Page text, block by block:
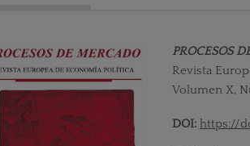
PROCESOS
Revista
Volumen X,
DOI: https://